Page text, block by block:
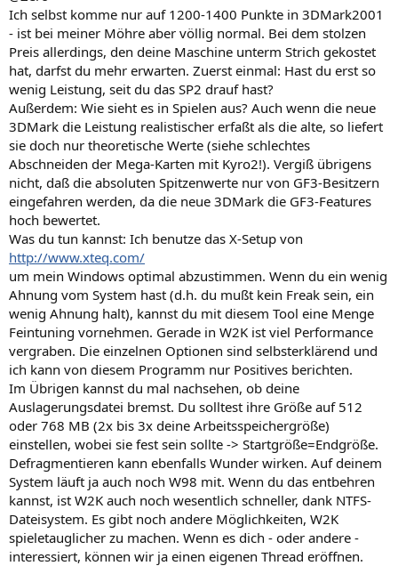
Ich selbst komme nur auf 1200-1400 Punkte in 3DMark2001
- ist bei meiner Möhre aber völlig normal. Bei dem stolzen
Preis allerdings, den deine Maschine unterm Strich gekostet
hat, darfst du mehr erwarten. Zuerst einmal: Hast du erst so
wenig Leistung, seit du das SP2 drauf hast?
Außerdem: Wie sieht es in Spielen aus? Auch wenn die neue
3DMark die Leistung realistischer erfaßt als die alte, so liefert
sie doch nur theoretische Werte (siehe schlechtes
Abschneiden der Mega-Karten mit Kyro2!). Vergiß übrigens
nicht, daß die absoluten Spitzenwerte nur von GF3-Besitzern
eingefahren werden, da die neue 3DMark die GF3-Features
hoch bewertet.
Was du tun kannst: Ich benutze das X-Setup von
http://www.xteq.com/
um mein Windows optimal abzustimmen. Wenn du ein wenig
Ahnung vom System hast (d.h. du mußt kein Freak sein, ein
wenig Ahnung halt), kannst du mit diesem Tool eine Menge
Feintuning vornehmen. Gerade in W2K ist viel Performance
vergraben. Die einzelnen Optionen sind selbsterklärend und
ich kann von diesem Programm nur Positives berichten.
Im Übrigen kannst du mal nachsehen, ob deine
Auslagerungsdatei bremst. Du solltest ihre Größe auf 512
oder 768 MB (2x bis 3x deine Arbeitsspeichergröße)
einstellen, wobei sie fest sein sollte -> Startgröße=Endgröße.
Defragmentieren kann ebenfalls Wunder wirken. Auf deinem
System läuft ja auch noch W98 mit. Wenn du das entbehren
kannst, ist W2K auch noch wesentlich schneller, dank NTFS-
Dateisystem. Es gibt noch andere Möglichkeiten, W2K
spieletauglicher zu machen. Wenn es dich - oder andere -
interessiert, können wir ja einen eigenen Thread eröffnen.